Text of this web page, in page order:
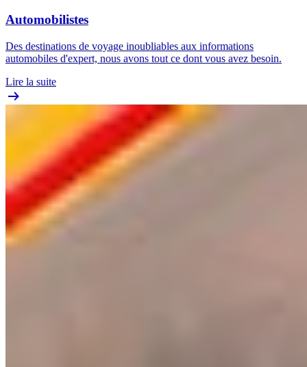
Automobilistes
Des destinations de voyage inoubliables aux informations
automobiles d'expert, nous avons tout ce dont vous avez besoin.
Lire la suite